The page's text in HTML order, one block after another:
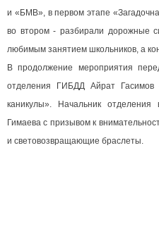
и «БМВ», в первом этапе
во втором - разбирали дорожные
любимым занятием школьников, а
В продолжение мероприятия
отделения ГИБДД Айрат Гасимов
каникулы». Начальник
Гимаева с призывом к
и световозвращающие браслеты.